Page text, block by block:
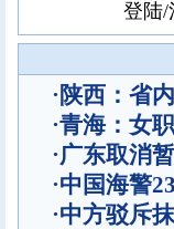
登陆/
·陕西：省
·青海：女
·广东取消
·中国海警
·中方驳斥